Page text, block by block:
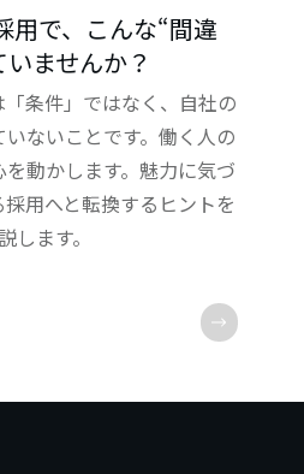
用で、こんな“間違
いませんか？
条件」ではなく、自社の
ないことです。働く人の
動かします。魅力に気づ
用へと転換するヒントを
します。